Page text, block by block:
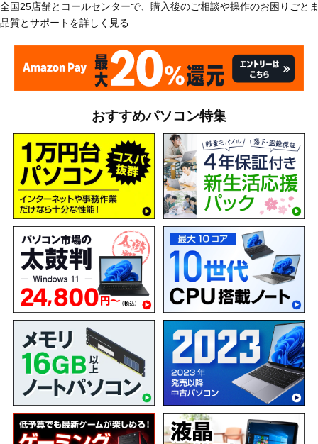
全国25店舗とコールセンターで、購入後のご相談や操作のお困りごと
品質とサポートを詳しく見る
おすすめパソコン特集